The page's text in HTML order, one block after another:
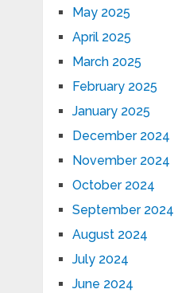
May 2025
April 2025
March 2025
February 2025
January 2025
December 2024
November 2024
October 2024
September 2024
August 2024
July 2024
June 2024